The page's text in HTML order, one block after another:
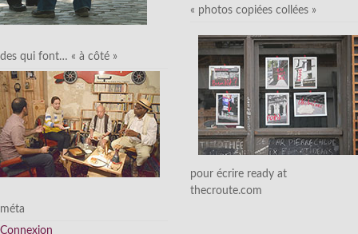
des qui font… « à côté »
méta
Connexion
« photos copiées collées »
pour écrire ready at
thecroute.com